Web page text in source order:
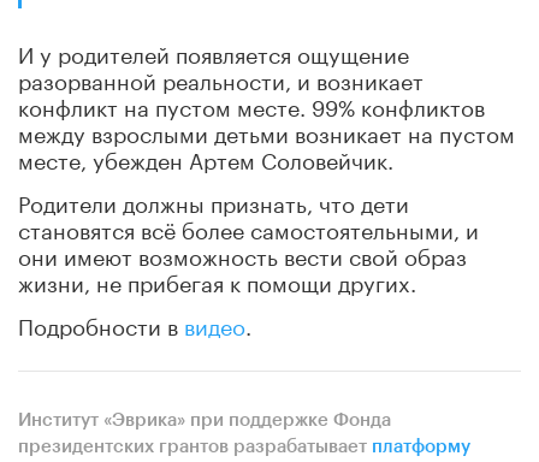
И у родителей появляется ощущение
разорванной реальности, и возникает
конфликт на пустом месте. 99% конфликтов
между взрослыми детьми возникает на пустом
месте, убежден Артем Соловейчик.
Родители должны признать, что дети
становятся всё более самостоятельными, и
они имеют возможность вести свой образ
жизни, не прибегая к помощи других.
Подробности в видео
Институт «Эврика» при поддержке Фонда
президентских грантов разрабатывает платформу